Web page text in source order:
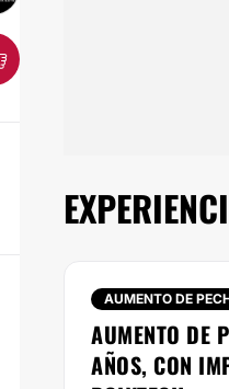
AUMENTO DE
AUMENTO DE
AÑOS, CON